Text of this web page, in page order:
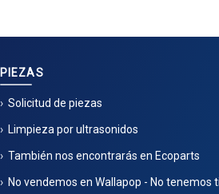
PIEZAS
Solicitud de piezas
Limpieza por ultrasonidos
También nos encontrarás en Ecoparts
No vendemos en Wallapop - No tenemos